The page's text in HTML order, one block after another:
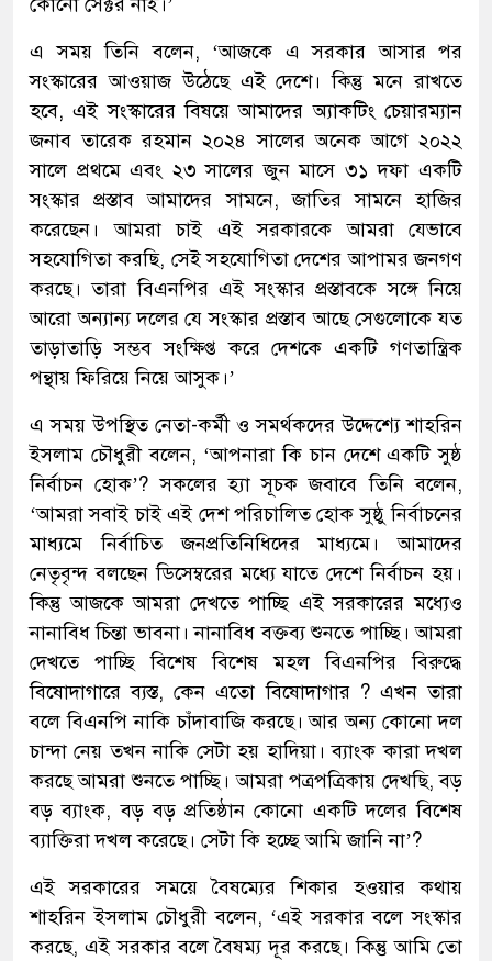
এ সময় তিনি বলেন, ‘আজকে এ সরকার আসার পর
সংস্কারের আওয়াজ উঠেছে এই দেশে। কিন্তু মনে রাখতে
হবে, এই সংস্কারের বিষয়ে আমাদের অ্যাকটিং চেয়ারম্যান
জনাব তারেক রহমান ২০২৪ সালের অনেক আগে ২০২২
সালে প্রথমে এবং ২৩ সালের জুন মাসে ৩১ দফা একটি
সংস্কার প্রস্তাব আমাদের সামনে, জাতির সামনে হাজির
করেছেন। আমরা চাই এই সরকারকে আমরা যেভাবে
সহযোগিতা করছি, সেই সহযোগিতা দেশের আপামর জনগণ
করছে। তারা বিএনপির এই সংস্কার প্রস্তাবকে সঙ্গে নিয়ে
আরো অন্যান্য দলের যে সংস্কার প্রস্তাব আছে সেগুলোকে যত
তাড়াতাড়ি সম্ভব সংক্ষিপ্ত করে দেশকে একটি গণতান্ত্রিক
পন্থায় ফিরিয়ে নিয়ে আসুক।’
এ সময় উপস্থিত নেতা-কর্মী ও সমর্থকদের উদ্দেশ্যে শাহরিন
ইসলাম চৌধুরী বলেন, ‘আপনারা কি চান দেশে একটি সুষ্ঠ
নির্বাচন হোক’? সকলের হ্যা সূচক জবাবে তিনি বলেন,
‘আমরা সবাই চাই এই দেশ পরিচালিত হোক সুষ্ঠু নির্বাচনের
মাধ্যমে নির্বাচিত জনপ্রতিনিধিদের মাধ্যমে। আমাদের
নেতৃবৃন্দ বলছেন ডিসেম্বরের মধ্যে যাতে দেশে নির্বাচন হয়।
কিন্তু আজকে আমরা দেখতে পাচ্ছি এই সরকারের মধ্যেও
নানাবিধ চিন্তা ভাবনা। নানাবিধ বক্তব্য শুনতে পাচ্ছি। আমরা
দেখতে পাচ্ছি বিশেষ বিশেষ মহল বিএনপির বিরুদ্ধে
বিষোদাগারে ব্যস্ত, কেন এতো বিষোদাগার ? এখন তারা
বলে বিএনপি নাকি চাঁদাবাজি করছে। আর অন্য কোনো দল
চান্দা নেয় তখন নাকি সেটা হয় হাদিয়া। ব্যাংক কারা দখল
করছে আমরা শুনতে পাচ্ছি। আমরা পত্রপত্রিকায় দেখছি, বড়
বড় ব্যাংক, বড় বড় প্রতিষ্ঠান কোনো একটি দলের বিশেষ
ব্যাক্তিরা দখল করেছে। সেটা কি হচ্ছে আমি জানি না’?
এই সরকারের সময়ে বৈষম্যের শিকার হওয়ার কথায়
শাহরিন ইসলাম চৌধুরী বলেন, ‘এই সরকার বলে সংস্কার
করছে, এই সরকার বলে বৈষম্য দূর করছে। কিন্তু আমি তো